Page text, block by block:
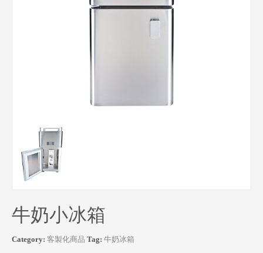
牛奶小冰箱
Category: 客製化商品 Tag: 牛奶冰箱